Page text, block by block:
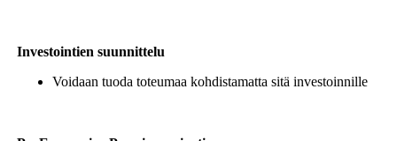
Investointien suunnittelu
Voidaan tuoda toteumaa kohdistamatta sitä investoinnille